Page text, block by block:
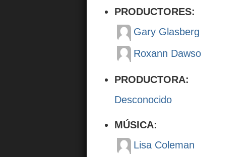
PRODUCTORES:
Gary Glasberg
Roxann Dawso
PRODUCTORA:
Desconocido
MÚSICA:
Lisa Coleman